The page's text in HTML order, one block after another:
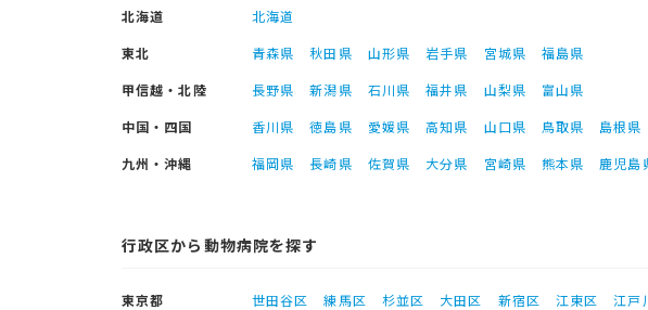
北海道
北海道
東北
青森県 秋田県 山形県 岩手県 宮城県
福島県
甲信越・北陸
長野県 新潟県 石川県 福井県 山梨県
富山県
中国・四国
香川県 徳島県 愛媛県 高知県 山口県 鳥取県 島根県
九州・沖縄
福岡県 長崎県 佐賀県 大分県 宮崎県 熊本県 鹿児島
行政区から動物病院を探す
東京都 世田谷区 練馬区 杉並区 大田区 新宿区 江東区 江戸